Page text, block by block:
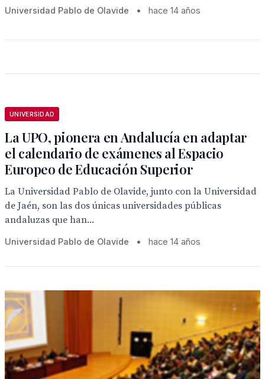
Universidad Pablo de Olavide • hace 14 años
UNIVERSIDAD
La UPO, pionera en Andalucía en adaptar
el calendario de exámenes al Espacio
Europeo de Educación Superior
La Universidad Pablo de Olavide, junto con la Universidad
de Jaén, son las dos únicas universidades públicas
andaluzas que han...
Universidad Pablo de Olavide • hace 14 años